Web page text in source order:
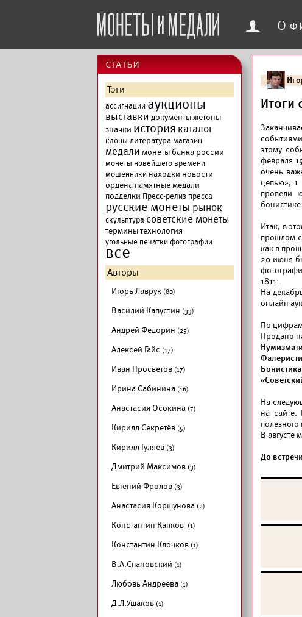
f О
cтатьи
Тэги
ассигнации аукционы
выставки документыжетоны
значки история каталог
клоны литературамагазин
медали монеты банка россии
монеты новейшего времени
мошенники находки новости
ордена памятные медали
подделки Пресс-релиз пресса
русские монеты рынок
скульптура советские монеты
терминытехнология
угольные печаткифотографии
все
Авторы
Игорь Лаврук (80)
Василий Капустин (33)
Андрей Федорин (25)
Алексей Гайс (17)
Иван Просветов (17)
Ирина Сабинина (16)
Анастасия Осокина (7)
Кирилл Секретёв (5)
Кирилл Гуляев (3)
Дмитрий Максимов (3)
Евгений Фролов (3)
Анастасия Коршунова (2)
Константин Капков (1)
Константин Клочков (1)
В.А.Спановский (1)
Любовь Андреева (1)
Д.Л.Ушаков (1)
Итоги
этому
февраля
очень
цепью», 1
провели
Итак, в
прошлом
как в
20 июня
1811.
На
онлайн
По цифрам
Продано
На
на
В августе
До